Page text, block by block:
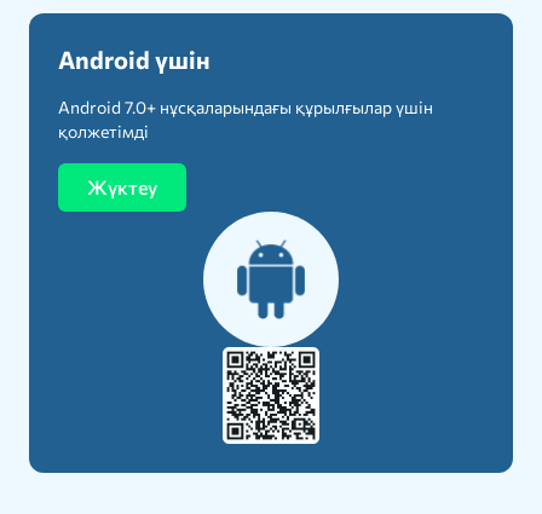
Android үшін
Android 7.0+ нұсқаларындағы құрылғылар үшін
қолжетімді
Жүктеу